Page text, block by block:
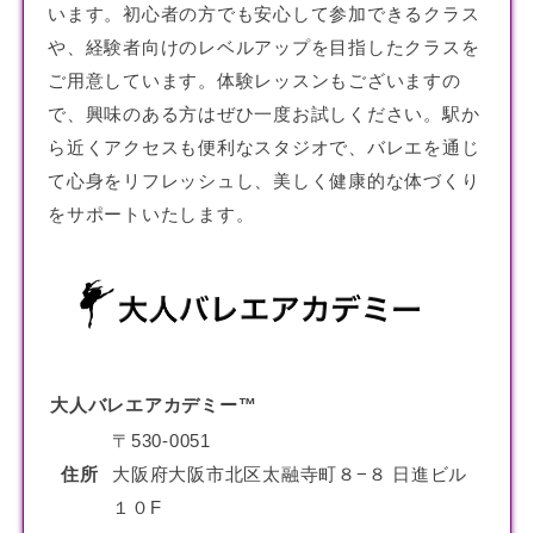
います。初心者の方でも安心して参加できるクラス
や、経験者向けのレベルアップを目指したクラスを
ご用意しています。体験レッスンもございますの
で、興味のある方はぜひ一度お試しください。駅か
ら近くアクセスも便利なスタジオで、バレエを通じ
て心身をリフレッシュし、美しく健康的な体づくり
をサポートいたします。
大人バレエアカデミー™
住所
〒530-0051
大阪府大阪市北区太融寺町８−８ 日進ビル
１０F